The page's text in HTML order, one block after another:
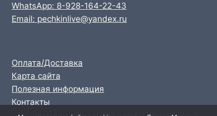
WhatsApp: 8-928-164-22-43
Email: pechkinlive@yandex.ru
Оплата/Доставка
Карта сайта
Полезная информация
Контакты